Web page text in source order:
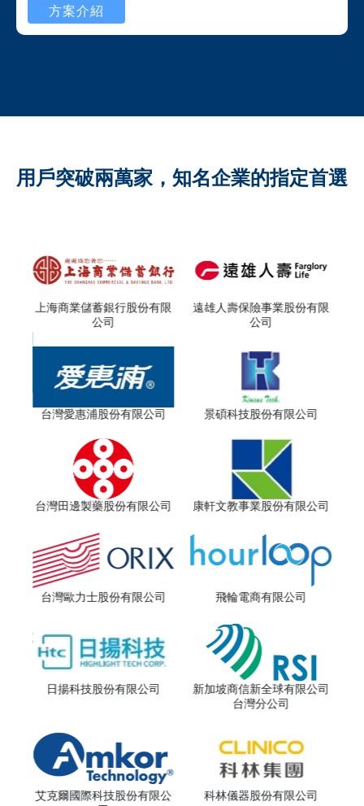
方案介紹
用戶突破兩萬家，知名企業的指定首選
上海商業儲蓄銀行股份有限
公司
遠雄人壽保險事業股份有限
公司
台灣愛惠浦股份有限公司 景碩科技股份有限公司
台灣田邊製藥股份有限公司 康軒文教事業股份有限公司
台灣歐力士股份有限公司 飛輪電商有限公司
日揚科技股份有限公司
新加坡商信新全球有限公司
台灣分公司
艾克爾國際科技股份有限公
科林儀器股份有限公司